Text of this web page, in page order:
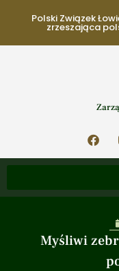
Polski Związek
zrzeszająca
Myśliwi